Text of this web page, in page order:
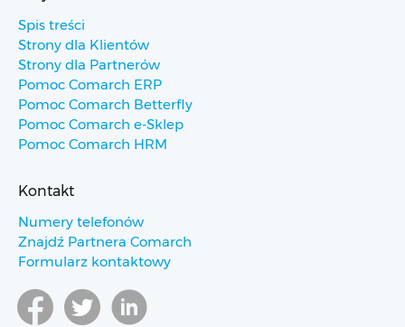
Spis treści
Strony dla Klientów
Strony dla Partnerów
Pomoc Comarch ERP
Pomoc Comarch Betterfly
Pomoc Comarch e-Sklep
Pomoc Comarch HRM
Kontakt
Numery telefonów
Znajdź Partnera Comarch
Formularz kontaktowy